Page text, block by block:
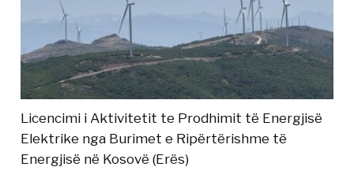
Licencimi i Aktivitetit te Prodhimit të Energjisë
Elektrike nga Burimet e Ripërtërishme të
Energjisë në Kosovë (Erës)